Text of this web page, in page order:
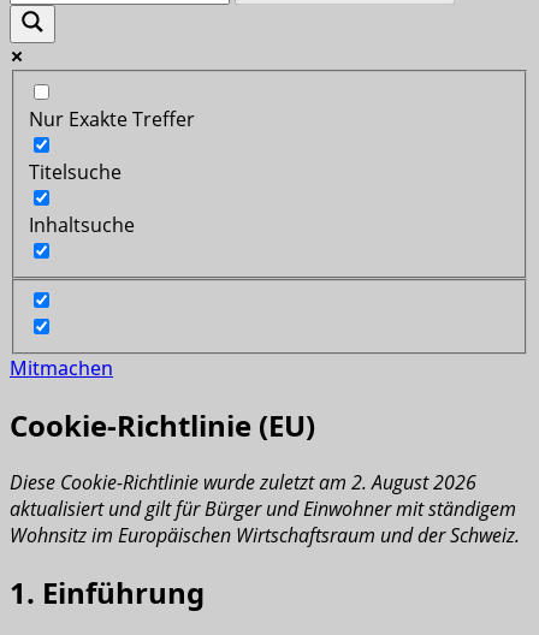
Nur Exakte Treffer
Titelsuche
Inhaltsuche
Mitmachen
Cookie-Richtlinie (EU)
Diese Cookie-Richtlinie wurde zuletzt am 2. August 2026
aktualisiert und gilt für Bürger und Einwohner mit ständigem
Wohnsitz im Europäischen Wirtschaftsraum und der Schweiz.
1. Einführung